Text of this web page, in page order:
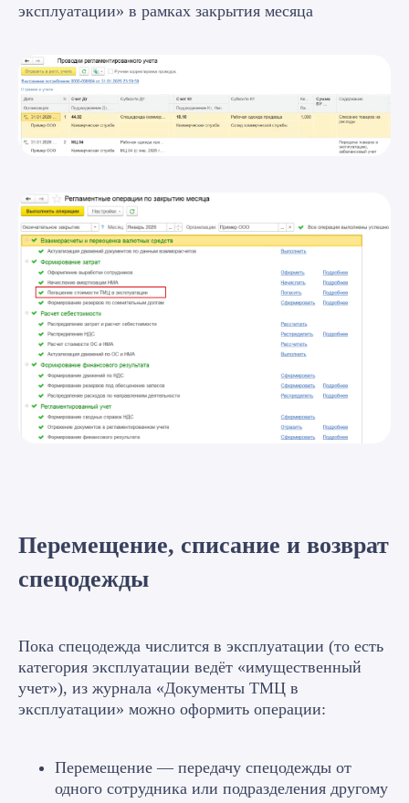
эксплуатации» в рамках закрытия месяца
Перемещение, списание и возврат
спецодежды
Пока спецодежда числится в эксплуатации (то есть
категория эксплуатации ведёт «имущественный
учет»), из журнала «Документы ТМЦ в
эксплуатации» можно оформить операции:
Перемещение — передачу спецодежды от
одного сотрудника или подразделения другому
Списание спецодежды не
сходится с фактическими
остатками?
настроены неверно, расходы на
спецодежду искажают себестоимость,
а инвентаризация регулярно находит
расхождения. Проверим настройки
«ТМЦ в эксплуатации».
Проверить учёт ТМЦ в
эксплуатации
Реальная практика от Веры
Пикурен
1С:ERP